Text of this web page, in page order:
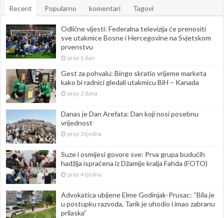
Recent Popularno komentari Tagovi
Odlične vijesti: Federalna televizija će prenositi
sve utakmice Bosne i Hercegovine na Svjetskom
prvenstvu
prije 1 dan
Gest za pohvalu: Bingo skratio vrijeme marketa
kako bi radnici gledali utakmicu BiH – Kanada
prije 2 dana
Danas je Dan Arefata: Dan koji nosi posebnu
vrijednost
prije 3 tjedna
Suze i osmijesi govore sve: Prva grupa budućih
hadžija ispraćena iz Džamije kralja Fahda (FOTO)
prije 4 tjedna
Advokatica ubijene Elme Godinjak-Prusac: “Bila je
u postupku razvoda, Tarik je uhodio i imao zabranu
prilaska”